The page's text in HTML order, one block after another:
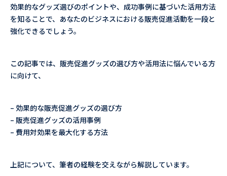
効果的なグッズ選びのポイントや、成功事例に基づいた活用方法
を知ることで、あなたのビジネスにおける販売促進活動を一段と
強化できるでしょう。
この記事では、販売促進グッズの選び方や活用法に悩んでいる方
に向けて、
– 効果的な販売促進グッズの選び方
– 販売促進グッズの活用事例
– 費用対効果を最大化する方法
上記について、筆者の経験を交えながら解説しています。